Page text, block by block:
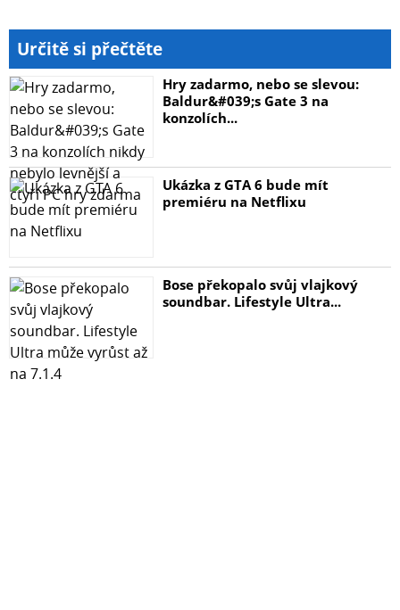
Určitě si přečtěte
Hry zadarmo, nebo se slevou:
Baldur&#039;s Gate 3 na
konzolích...
Ukázka z GTA 6 bude mít
premiéru na Netflixu
Bose překopalo svůj vlajkový
soundbar. Lifestyle Ultra...